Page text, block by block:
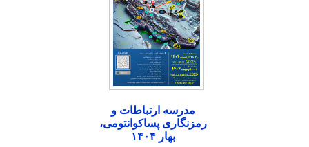
مدرسه ارتباطات و
رمزنگاری پساکوانتومی،
بهار ۱۴۰۴